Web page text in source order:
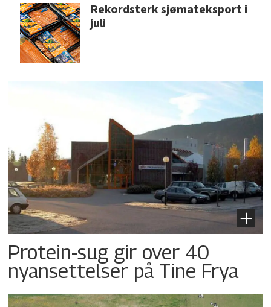
Rekordsterk sjømateksport i
juli
Protein-sug gir over 40
nyansettelser på Tine Frya